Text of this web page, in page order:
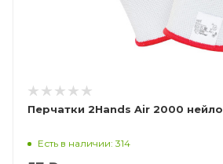
Перчатки 2Hands Air 2000
Есть в наличии: 314